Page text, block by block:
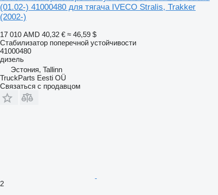
(01.02-) 41000480 для тягача IVECO Stralis, Trakker
(2002-)
17 010 AMD 40,32 € ≈ 46,59 $
Стабилизатор поперечной устойчивости
41000480
дизель
Эстония, Tallinn
TruckParts Eesti OÜ
Связаться с продавцом
2